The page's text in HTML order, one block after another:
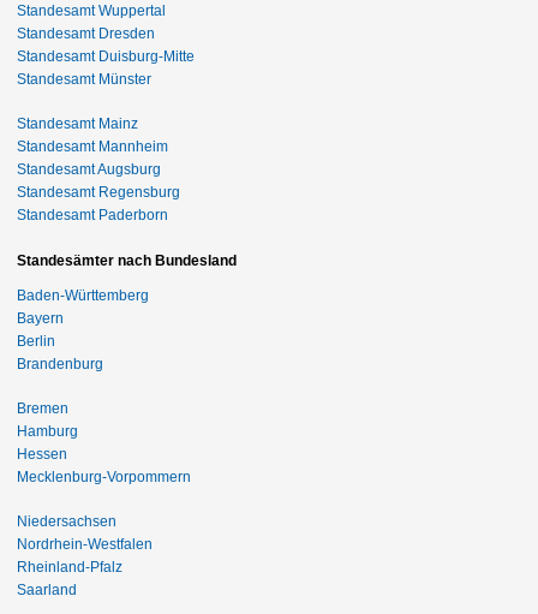
Standesamt Wuppertal
Standesamt Dresden
Standesamt Duisburg-Mitte
Standesamt Münster
Standesamt Mainz
Standesamt Mannheim
Standesamt Augsburg
Standesamt Regensburg
Standesamt Paderborn
Standesämter nach Bundesland
Baden-Württemberg
Bayern
Berlin
Brandenburg
Bremen
Hamburg
Hessen
Mecklenburg-Vorpommern
Niedersachsen
Nordrhein-Westfalen
Rheinland-Pfalz
Saarland